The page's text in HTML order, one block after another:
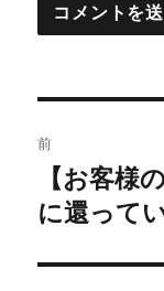
稿
ナ
ビ
前
の
稿:
【お客様
に還って